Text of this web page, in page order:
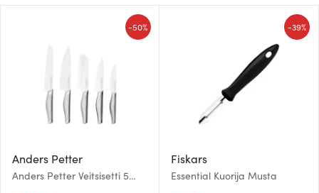
Anders Petter
Anders Petter Veitsisetti 5
-50%
Fiskars
Essential Kuorija Musta
-39%